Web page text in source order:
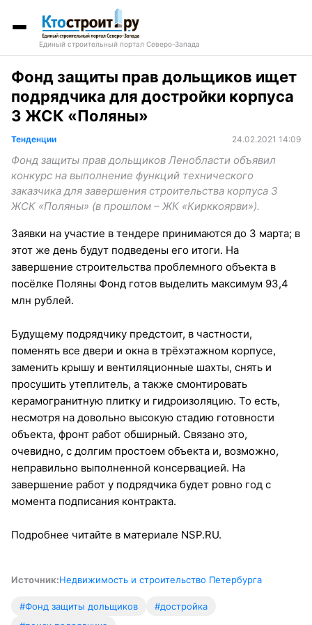
Единый строительный портал Северо-Запада
Фонд защиты прав дольщиков ищет
подрядчика для достройки корпуса
3 ЖСК «Поляны»
Тенденции 24.02.2021 14:09
Фонд защиты прав дольщиков Ленобласти объявил
конкурс на выполнение функций технического
заказчика для завершения строительства корпуса 3
ЖСК «Поляны» (в прошлом – ЖК «Кирккоярви»).
Заявки на участие в тендере принимаются до 3 марта; в
этот же день будут подведены его итоги. На
завершение строительства проблемного объекта в
посёлке Поляны Фонд готов выделить максимум 93,4
млн рублей.
Будущему подрядчику предстоит, в частности,
поменять все двери и окна в трёхэтажном корпусе,
заменить крышу и вентиляционные шахты, снять и
просушить утеплитель, а также смонтировать
керамогранитную плитку и гидроизоляцию. То есть,
несмотря на довольно высокую стадию готовности
объекта, фронт работ обширный. Связано это,
очевидно, с долгим простоем объекта и, возможно,
неправильно выполненной консервацией. На
завершение работ у подрядчика будет ровно год с
момента подписания контракта.
Подробнее читайте в материале NSP.RU.
Источник:Недвижимость и строительство Петербурга
#Фонд защиты дольщиков
#достройка